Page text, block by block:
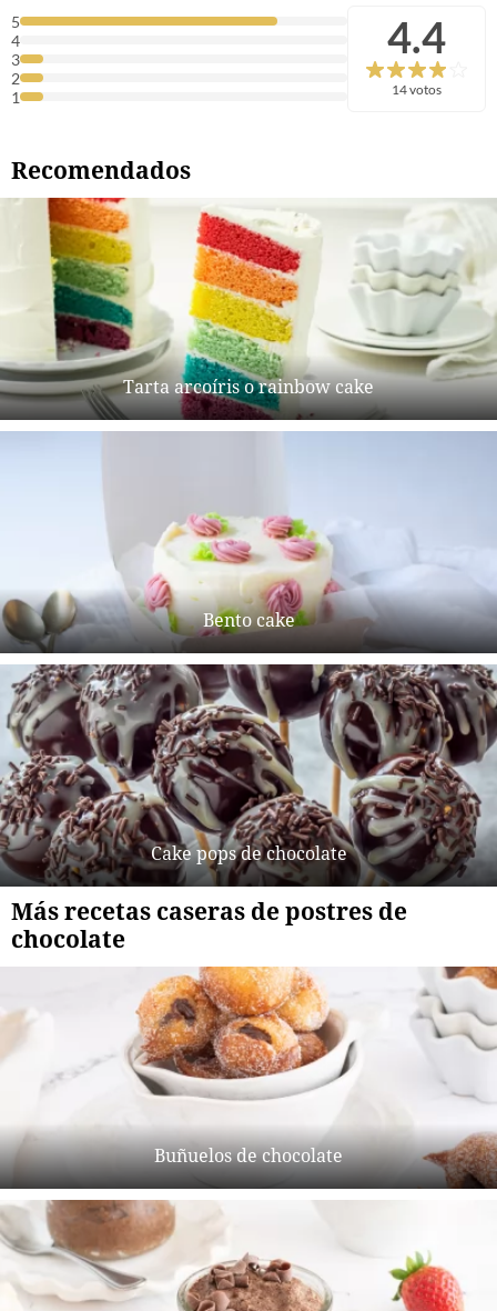
5
4
3
2
1
4.4
14 votos
Recomendados
Tarta arcoíris o rainbow cake
Bento cake
Cake pops de chocolate
Más recetas caseras de postres de
chocolate
Buñuelos de chocolate